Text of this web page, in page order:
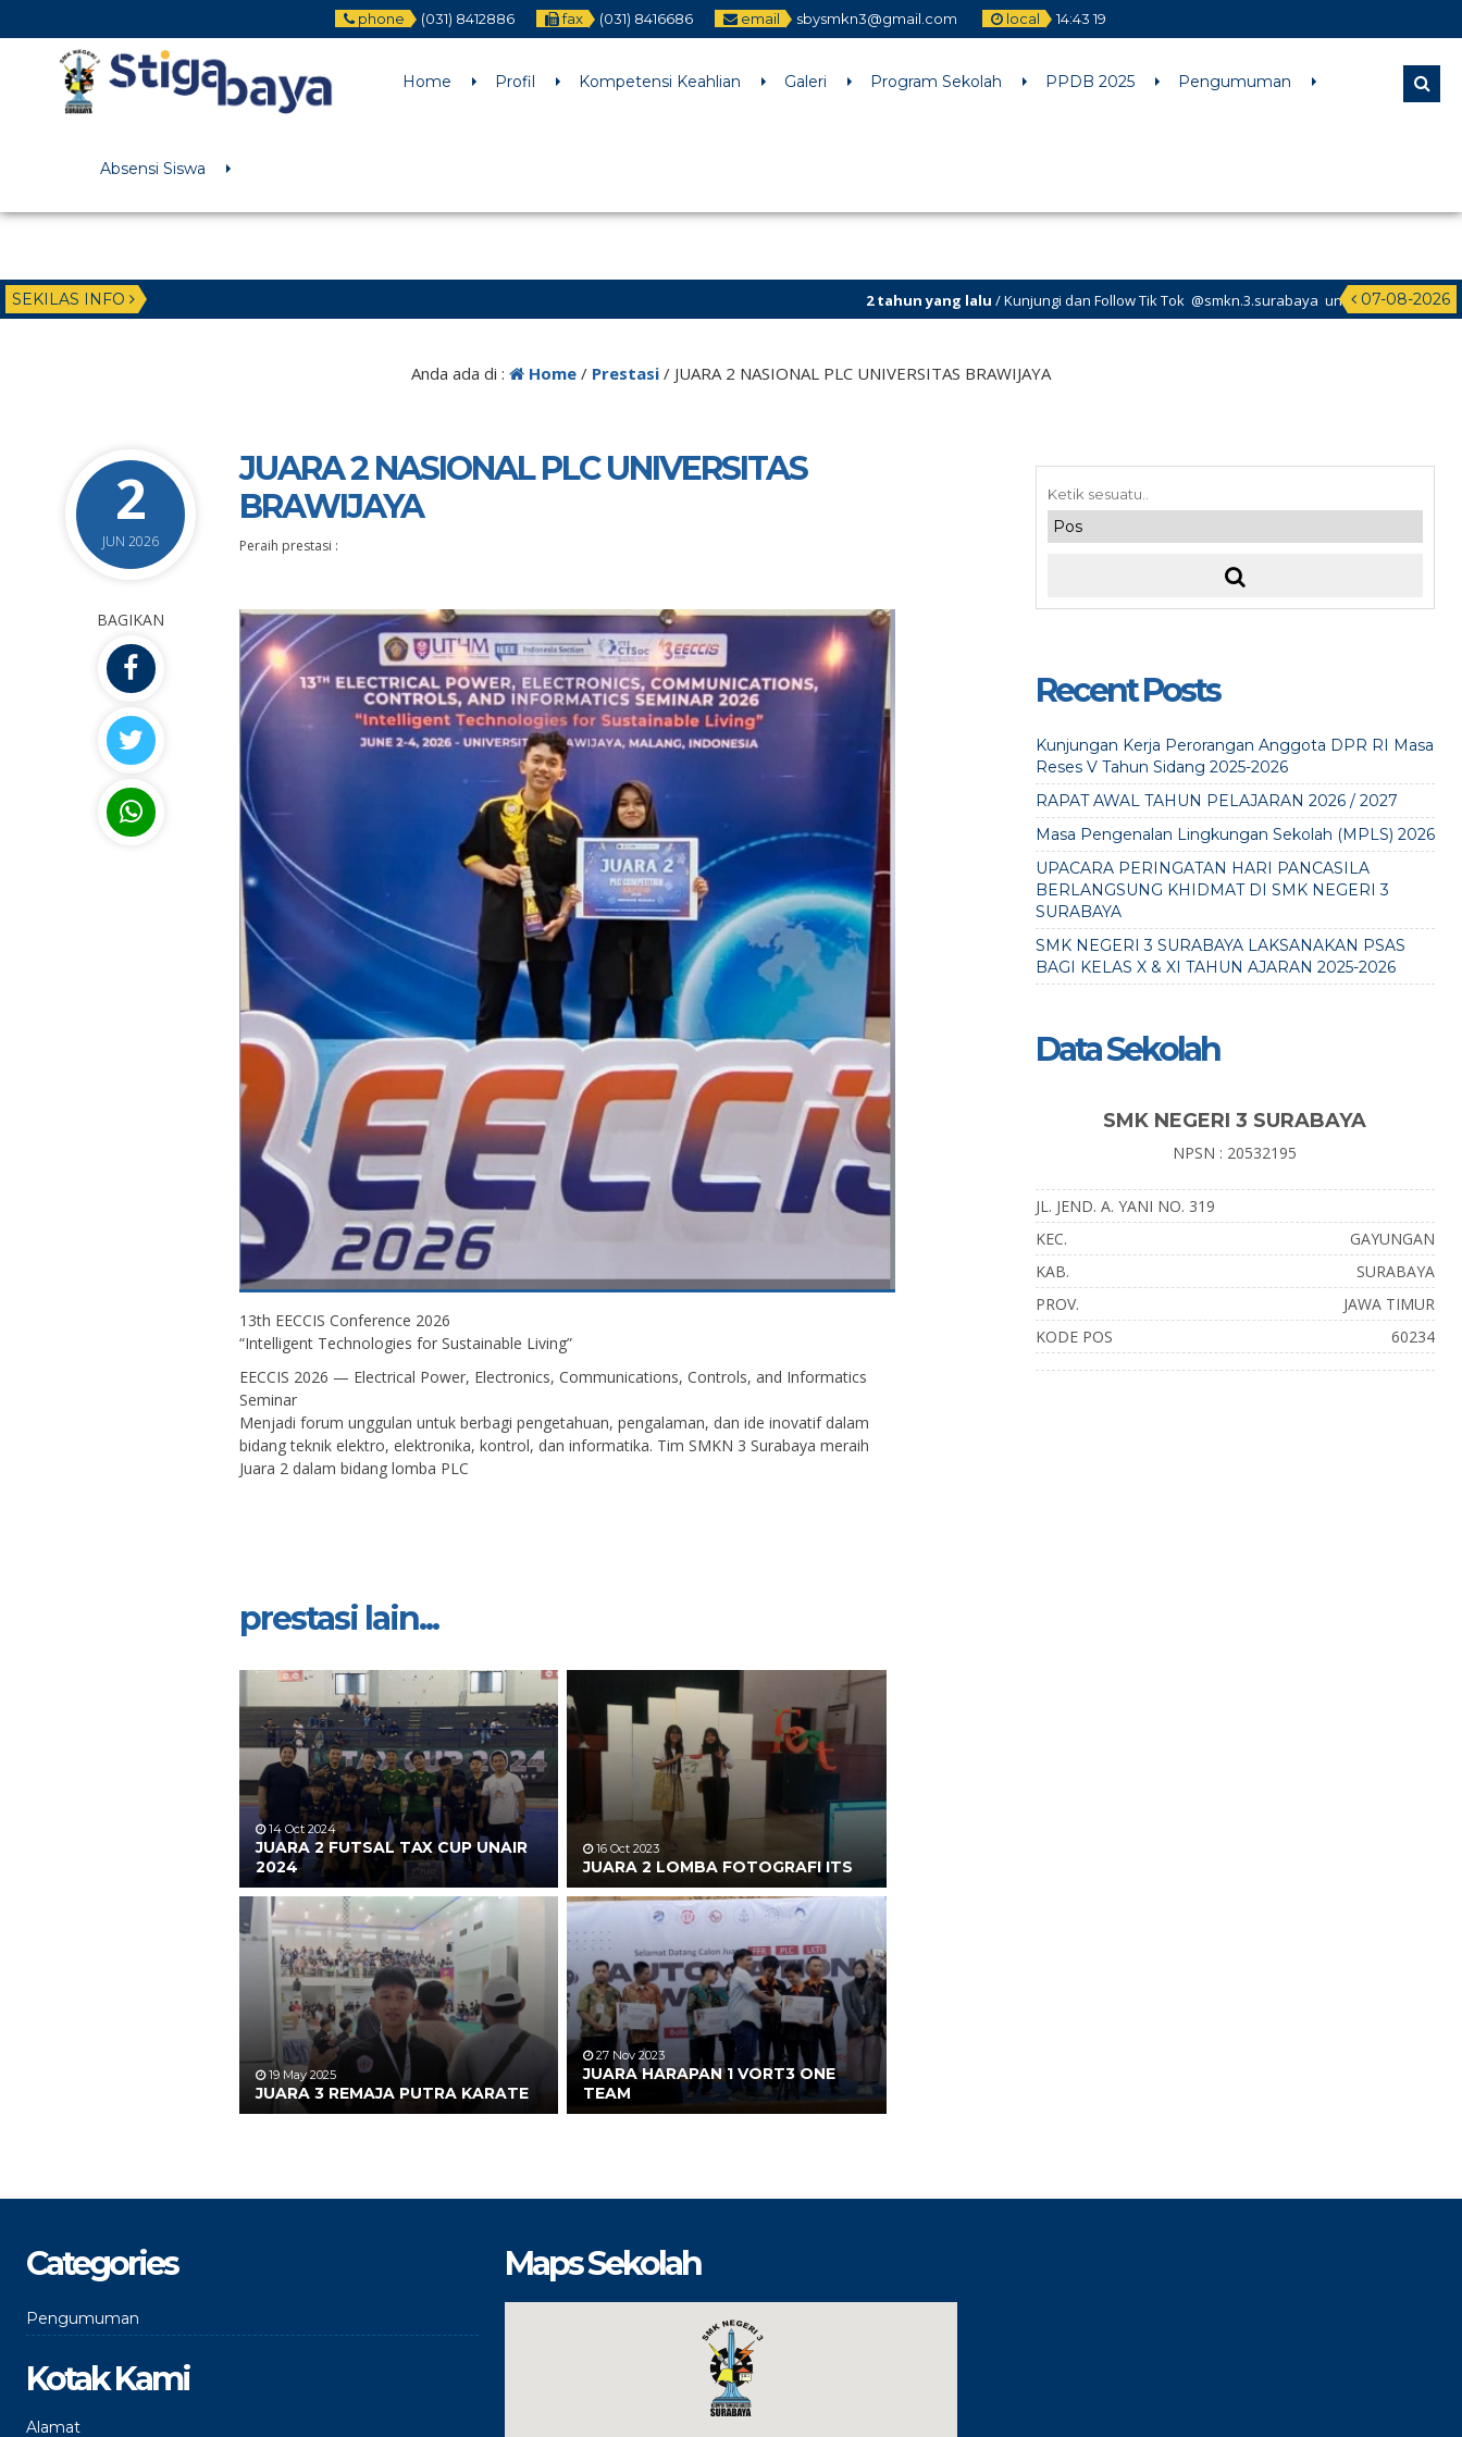
: Function WP_Dependencies->add_data() was called with an argument that is deprecatedsince version 6.9.0! IE conditional comments are ignored by all supported browsers. in
/home/u6225882/public_html/wp-includes/functions.php
phone (031) 8412886 fax (031) 8416686 email sbysmkn3@gmail.com local 14:43 20
Home Profil Kompetensi Keahlian Galeri Program Sekolah PPDB 2025 Pengumuman
Absensi Siswa
SEKILAS INFO 07-08-2026
2 tahun yang lalu/ Kunjungi dan Follow Tik Tok @smkn.3.surabaya untuk info info terbaru dari SMK
Anda ada di : Home / Prestasi / JUARA 2 NASIONAL PLC UNIVERSITAS BRAWIJAYA
2
JUN 2026
JUARA 2 NASIONAL PLC UNIVERSITAS
BRAWIJAYA
Peraih prestasi :
BAGIKAN
13th EECCIS Conference 2026
“Intelligent Technologies for Sustainable Living”
EECCIS 2026 — Electrical Power, Electronics, Communications, Controls, and Informatics
Seminar
Menjadi forum unggulan untuk berbagi pengetahuan, pengalaman, dan ide inovatif dalam
bidang teknik elektro, elektronika, kontrol, dan informatika. Tim SMKN 3 Surabaya meraih
Juara 2 dalam bidang lomba PLC
prestasi lain...
14 Oct 2024
JUARA 2 FUTSAL TAX CUP UNAIR
2024
16 Oct 2023
JUARA 2 LOMBA FOTOGRAFI ITS
19 May 2025
JUARA 3 REMAJA PUTRA KARATE
27 Nov 2023
JUARA HARAPAN 1 VORT3 ONE
TEAM
Recent Posts
Kunjungan Kerja Perorangan Anggota DPR RI Masa
Reses V Tahun Sidang 2025-2026
RAPAT AWAL TAHUN PELAJARAN 2026 / 2027
Masa Pengenalan Lingkungan Sekolah (MPLS) 2026
UPACARA PERINGATAN HARI PANCASILA
BERLANGSUNG KHIDMAT DI SMK NEGERI 3
SURABAYA
SMK NEGERI 3 SURABAYA LAKSANAKAN PSAS
BAGI KELAS X & XI TAHUN AJARAN 2025-2026
Data Sekolah
SMK NEGERI 3 SURABAYA
NPSN : 20532195
JL. JEND. A. YANI NO. 319
KEC.
GAYUNGAN
KAB.
SURABAYA
PROV.
JAWA TIMUR
KODE POS
60234
Categories
Pengumuman
Kotak Kami
Alamat
Maps Sekolah